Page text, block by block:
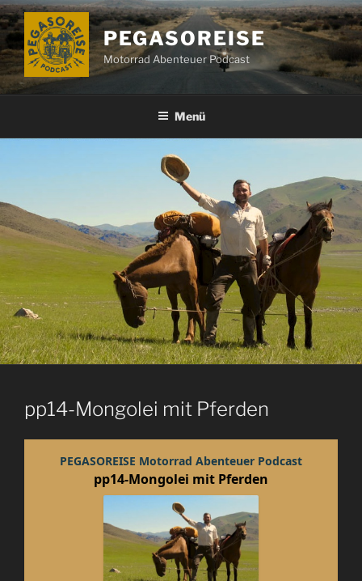
Zum
Inhalt
springen
PEGASOREISE
Motorrad Abenteuer Podcast
Menü
pp14-Mongolei mit Pferden